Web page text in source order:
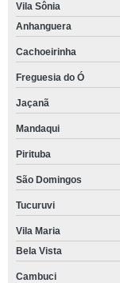
Vila Sônia
Anhanguera
Cachoeirinha
Freguesia do Ó
Jaçanã
Mandaqui
Pirituba
São Domingos
Tucuruvi
Vila Maria
Bela Vista
Cambuci